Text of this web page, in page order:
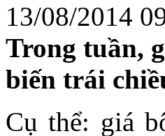
13/08/2014
Trong tuần,
biến trái
Cụ thể: giá